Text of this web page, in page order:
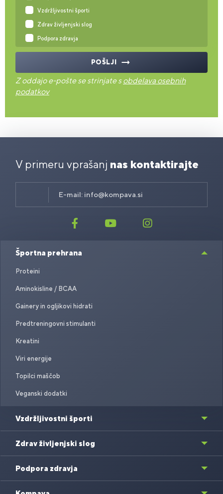
Vzdržljivostni športi
Zdrav življenjski slog
Podpora zdravja
POŠLJI
Z oddajo e-pošte se strinjate sobdelava osebnih
podatkov
V primeru vprašanj nas kontaktirajte
E-mail: info@kompava.si
Športna prehrana
Proteini
Aminokisline / BCAA
Gainery in ogljikovi hidrati
Predtreningovni stimulanti
Kreatini
Viri energije
Topilci maščob
Veganski dodatki
Vzdržljivostni športi
Zdrav življenjski slog
Podpora zdravja